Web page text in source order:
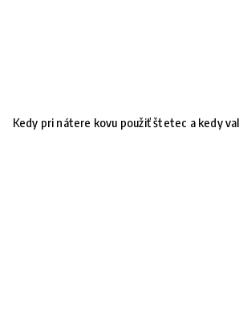
Kedy pri nátere kovu použiť štetec a kedy